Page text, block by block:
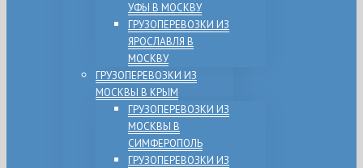
УФЫ В МОСКВУ
ГРУЗОПЕРЕВОЗКИ ИЗ
ЯРОСЛАВЛЯ В
МОСКВУ
ГРУЗОПЕРЕВОЗКИ ИЗ
МОСКВЫ В КРЫМ
ГРУЗОПЕРЕВОЗКИ ИЗ
МОСКВЫ В
СИМФЕРОПОЛЬ
ГРУЗОПЕРЕВОЗКИ ИЗ